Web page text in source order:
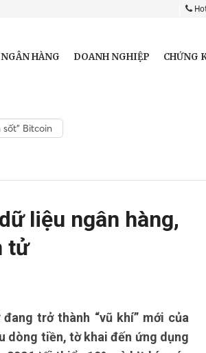
HÀNG DOANH NGHIỆP CHỨNG
Bitcoin
liệu ngân hàng,
tử
trở thành “vũ khí” mới của
dòng tiền, tờ khai đến ứng dụng